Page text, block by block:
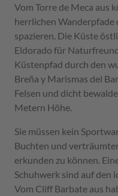
Vom Torre de Meca aus
herrlichen Wanderpfade
spazieren. Die Küste
Eldorado für
Küstenpfad durch den
Breña y Marismas del
Felsen und dicht
Metern Höhe.
Sie müssen kein
Buchten und
erkunden zu können.
Schuhwerk sind auf den
Vom Cliff Barbate aus